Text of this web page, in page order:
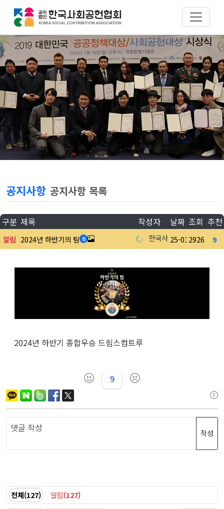
공지사항 공지사항 목록
구분 제목 작성자 날짜 조회 추천
알림 2024년 하반기의 팀 0 한국사회공헌협회
25-01-21
2926 9
2024년 하반기 종합우승 드림스컴트루
9
작성
전체(127) 알림(127)